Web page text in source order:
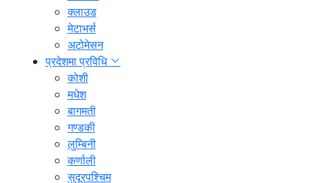
क्लाउड
मेटाभर्स
अटोमेसन
प्रदेशमा प्रविधि
कोशी
मधेश
बागमती
गण्डकी
लुम्बिनी
कर्णाली
सुदूरपश्चिम